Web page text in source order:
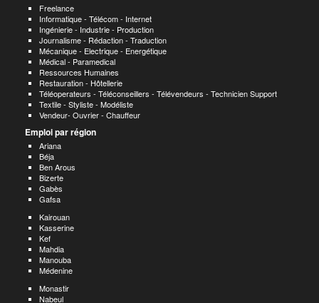
Freelance
Informatique - Télécom - Internet
Ingénierie - Industrie - Production
Journalisme - Rédaction - Traduction
Mécanique - Electrique - Energétique
Médical - Paramedical
Ressources Humaines
Restauration - Hôtellerie
Téléoperateurs - Téléconseillers - Télévendeurs - Technicien Support
Textile - Styliste - Modéliste
Vendeur- Ouvrier - Chauffeur
Emploi par région
Ariana
Béja
Ben Arous
Bizerte
Gabès
Gafsa
Kairouan
Kasserine
Kef
Mahdia
Manouba
Médenine
Monastir
Nabeul